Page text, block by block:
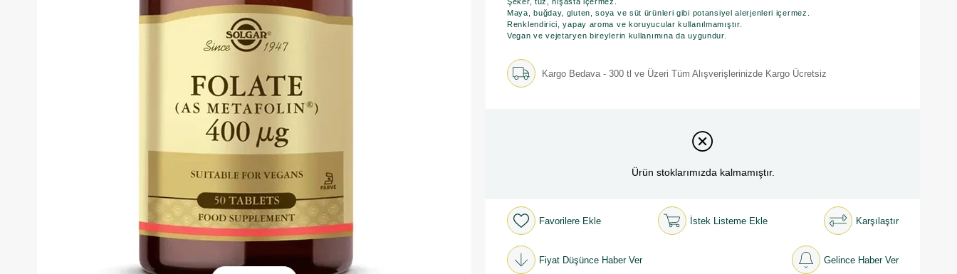
Maya, buğday, gluten, soya ve süt ürünleri gibi potansiyel alerjenleri içermez.
Renklendirici, yapay aroma ve koruyucular kullanılmamıştır.
Vegan ve vejetaryen bireylerin kullanımına da uygundur.
Kargo Bedava - 300 tl ve Üzeri Tüm Alışverişlerinizde Kargo Ücretsiz
Ürün stoklarımızda kalmamıştır.
Favorilere Ekle İstek Listeme Ekle Karşılaştır
Fiyat Düşünce Haber Ver Gelince Haber Ver